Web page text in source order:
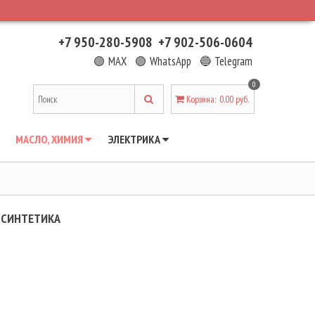
+7 950-280-5908 +7 902-506-0604
🟢 MAX 🟢 WhatsApp 🔵 Telegram
Корзина:
0
0.00 руб.
МАСЛО, ХИМИЯ ЭЛЕКТРИКА
СИНТЕТИКА